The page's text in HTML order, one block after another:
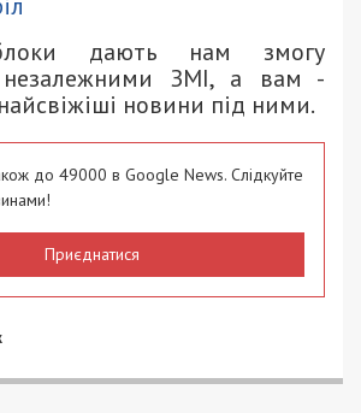
дають нам змогу
незалежними ЗМІ, а вам -
новини під ними.
до 49000 в Google News. Слідкуйте
Приєднатися